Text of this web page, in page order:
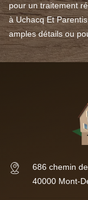
pour un traitement
à Uchacq Et
amples détails ou
686 chemin
40000 Mont-